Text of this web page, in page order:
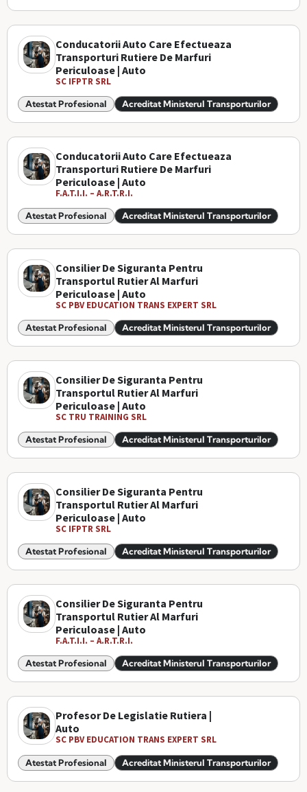
Conducatorii Auto Care Efectueaza
Transporturi Rutiere De Marfuri
Periculoase | Auto
SC IFPTR SRL
Atestat Profesional Acreditat Ministerul Transporturilor
Conducatorii Auto Care Efectueaza
Transporturi Rutiere De Marfuri
Periculoase | Auto
F.A.T.I.I. – A.R.T.R.I.
Atestat Profesional Acreditat Ministerul Transporturilor
Consilier De Siguranta Pentru
Transportul Rutier Al Marfuri
Periculoase | Auto
SC PBV EDUCATION TRANS EXPERT SRL
Atestat Profesional Acreditat Ministerul Transporturilor
Consilier De Siguranta Pentru
Transportul Rutier Al Marfuri
Periculoase | Auto
SC TRU TRAINING SRL
Atestat Profesional Acreditat Ministerul Transporturilor
Consilier De Siguranta Pentru
Transportul Rutier Al Marfuri
Periculoase | Auto
SC IFPTR SRL
Atestat Profesional Acreditat Ministerul Transporturilor
Consilier De Siguranta Pentru
Transportul Rutier Al Marfuri
Periculoase | Auto
F.A.T.I.I. – A.R.T.R.I.
Atestat Profesional Acreditat Ministerul Transporturilor
Profesor De Legislatie Rutiera |
Auto
SC PBV EDUCATION TRANS EXPERT SRL
Atestat Profesional Acreditat Ministerul Transporturilor